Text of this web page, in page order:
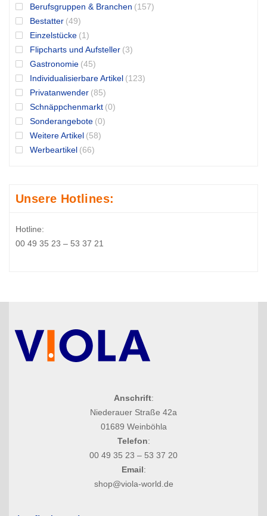
Berufsgruppen & Branchen (157)
Bestatter (49)
Einzelstücke (1)
Flipcharts und Aufsteller (3)
Gastronomie (45)
Individualisierbare Artikel (123)
Privatanwender (85)
Schnäppchenmarkt (0)
Sonderangebote (0)
Weitere Artikel (58)
Werbeartikel (66)
Unsere Hotlines:
Hotline:
00 49 35 23 – 53 37 21
Anschrift:
Niederauer Straße 42a
01689 Weinböhla
Telefon:
00 49 35 23 – 53 37 20
Email:
shop@viola-world.de